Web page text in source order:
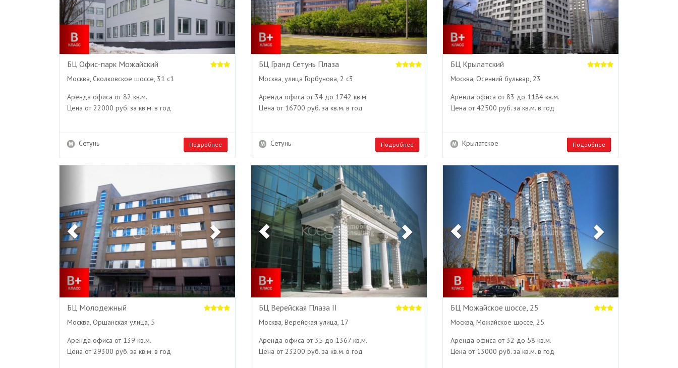
БЦ Офис-парк Можайский
Москва, Сколковское шоссе, 31 с1
Аренда офиса от 82 кв.м.
Цена от 22000 руб. за кв.м. в год
Сетунь Подробнее
БЦ Гранд Сетунь Плаза
Москва, улица Горбунова, 2 с3
Аренда офиса от 34 до 1742 кв.м.
Цена от 16700 руб. за кв.м. в год
Сетунь Подробнее
БЦ Крылатский
Москва, Осенний бульвар, 23
Аренда офиса от 83 до 1184 кв.м.
Цена от 42500 руб. за кв.м. в год
Крылатское Подробнее
Next
БЦ Молодежный
Москва, Оршанская улица, 5
Аренда офиса от 139 кв.м.
Цена от 29300 руб. за кв.м. в год
Previous
БЦ Верейская Плаза II
Москва, Верейская улица, 17
Аренда офиса от 35 до 1367 кв.м.
Цена от 23200 руб. за кв.м. в год
Previous
БЦ Можайское шоссе, 25
Москва, Можайское шоссе, 25
Аренда офиса от 32 до 58 кв.м.
Цена от 13000 руб. за кв.м. в год